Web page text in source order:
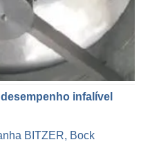
infalível
BITZER, Bock